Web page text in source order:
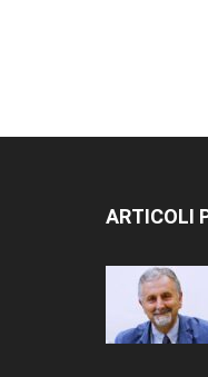
ARTICOLI